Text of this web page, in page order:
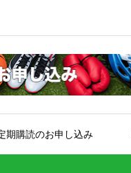
期購読のお申し込み